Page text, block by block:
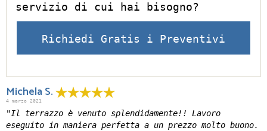
servizio di cui hai bisogno?
Richiedi Gratis i Preventivi
Michela S.
4 marzo 2021
"Il terrazzo è venuto splendidamente!! Lavoro
eseguito in maniera perfetta a un prezzo molto buono.